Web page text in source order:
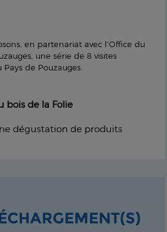
en partenariat avec l’Office du
une série de 8 visites
de Pouzauges.
bois de la Folie
dégustation de produits